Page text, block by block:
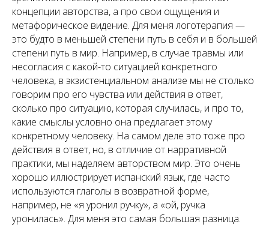
концепции авторства, а про свои ощущения и
метафорическое видение. Для меня логотерапия —
это будто в меньшей степени путь в себя и в большей
степени путь в мир. Например, в случае травмы или
несогласия с какой-то ситуацией конкретного
человека, в экзистенциальном анализе мы не столько
говорим про его чувства или действия в ответ,
сколько про ситуацию, которая случилась, и про то,
какие смыслы условно она предлагает этому
конкретному человеку. На самом деле это тоже про
действия в ответ, но, в отличие от нарративной
практики, мы наделяем авторством мир. Это очень
хорошо иллюстрирует испанский язык, где часто
используются глаголы в возвратной форме,
например, не «я уронил ручку», а «ой, ручка
уронилась». Для меня это самая большая разница.